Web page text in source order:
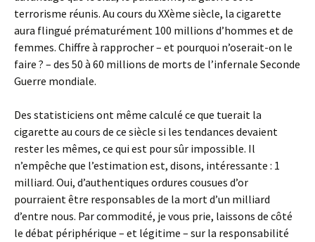
terrorisme réunis. Au cours du XXème siècle, la cigarette
aura flingué prématurément 100 millions d’hommes et de
femmes. Chiffre à rapprocher – et pourquoi n’oserait-on le
faire ? – des 50 à 60 millions de morts de l’infernale Seconde
Guerre mondiale.
Des statisticiens ont même calculé ce que tuerait la
cigarette au cours de ce siècle si les tendances devaient
rester les mêmes, ce qui est pour sûr impossible. Il
n’empêche que l’estimation est, disons, intéressante : 1
milliard. Oui, d’authentiques ordures cousues d’or
pourraient être responsables de la mort d’un milliard
d’entre nous. Par commodité, je vous prie, laissons de côté
le débat périphérique – et légitime – sur la responsabilité